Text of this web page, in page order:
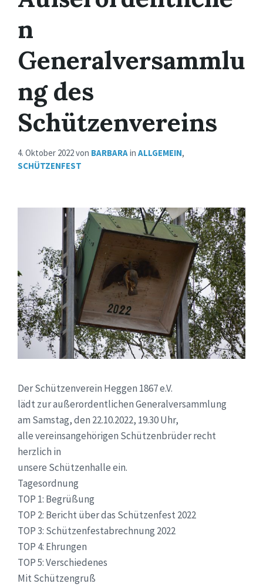
n
Generalversammlu
ng des
Schützenvereins
4. Oktober 2022von BARBARAin ALLGEMEIN,
SCHÜTZENFEST
Der Schützenverein Heggen 1867 e.V.
lädt zuraußerordentlichen Generalversammlung
am Samstag, den 22.10.2022, 19.30 Uhr,
alle vereinsangehörigen Schützenbrüder recht
herzlich in
unsere Schützenhalle ein.
Tagesordnung
TOP 1: Begrüßung
TOP 2: Bericht über das Schützenfest 2022
TOP 3: Schützenfestabrechnung 2022
TOP 4: Ehrungen
TOP 5: Verschiedenes
Mit Schützengruß